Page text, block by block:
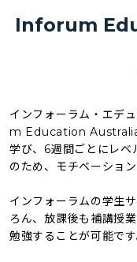
Inforum
インフォーラム・エデ
m Education
学び、6週間ごとにレベ
のため、モチベーショ
インフォーラムの学生
ろん、放課後も補講授
勉強することが可能です